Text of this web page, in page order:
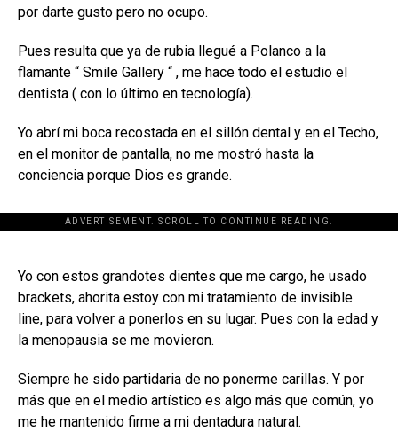
por darte gusto pero no ocupo.
Pues resulta que ya de rubia llegué a Polanco a la
flamante “ Smile Gallery “ , me hace todo el estudio el
dentista ( con lo último en tecnología).
Yo abrí mi boca recostada en el sillón dental y en el Techo,
en el monitor de pantalla, no me mostró hasta la
conciencia porque Dios es grande.
ADVERTISEMENT. SCROLL TO CONTINUE READING.
[adsforwp id="243463"]
Yo con estos grandotes dientes que me cargo, he usado
brackets, ahorita estoy con mi tratamiento de invisible
line, para volver a ponerlos en su lugar. Pues con la edad y
la menopausia se me movieron.
Siempre he sido partidaria de no ponerme carillas. Y por
más que en el medio artístico es algo más que común, yo
me he mantenido firme a mi dentadura natural.